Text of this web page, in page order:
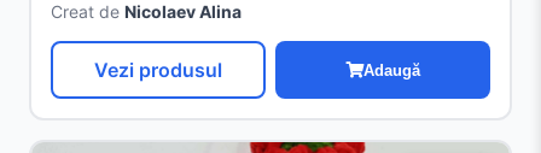
Creat de Nicolaev Alina
Vezi produsul Adaugă